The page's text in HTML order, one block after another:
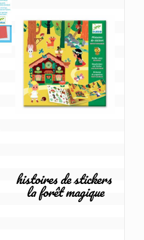
histoires de stickers
la forêt magique